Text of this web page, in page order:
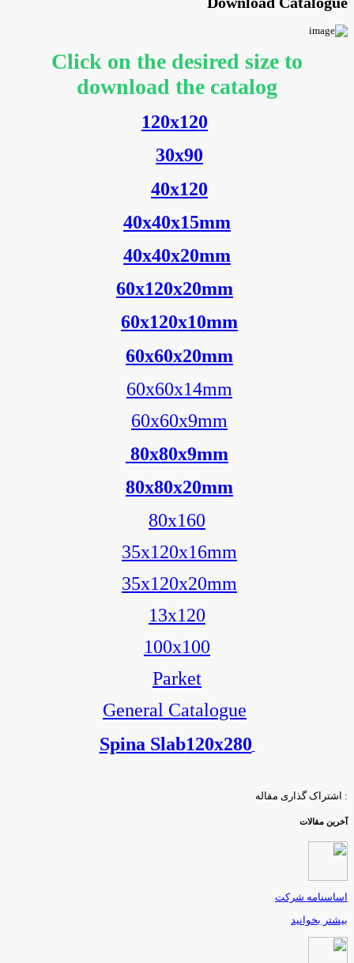
Click on the desired size to
download the catalog
120x120
30x90
40x120
40x40x15mm
40x40x20mm
60x120x20mm
60x120x10mm
60x60x20mm
60x60x14mm
60x60x9mm
80x80x9mm
80x80x20mm
80x160
35x120x16mm
35x120x20mm
13x120
100x100
Parket
General Catalogue
Spina Slab120x280
: اشتراک گذاری مقاله
آخرین مقالات
اساسنامه شرکت
بیشتر بخوانید